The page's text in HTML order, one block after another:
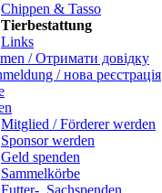
Chippen & Tasso
Tierbestattung
Links
/ Отримати довідку
/ нова реєстрація
Mitglied / Förderer werden
Sponsor werden
Geld spenden
Sammelkörbe